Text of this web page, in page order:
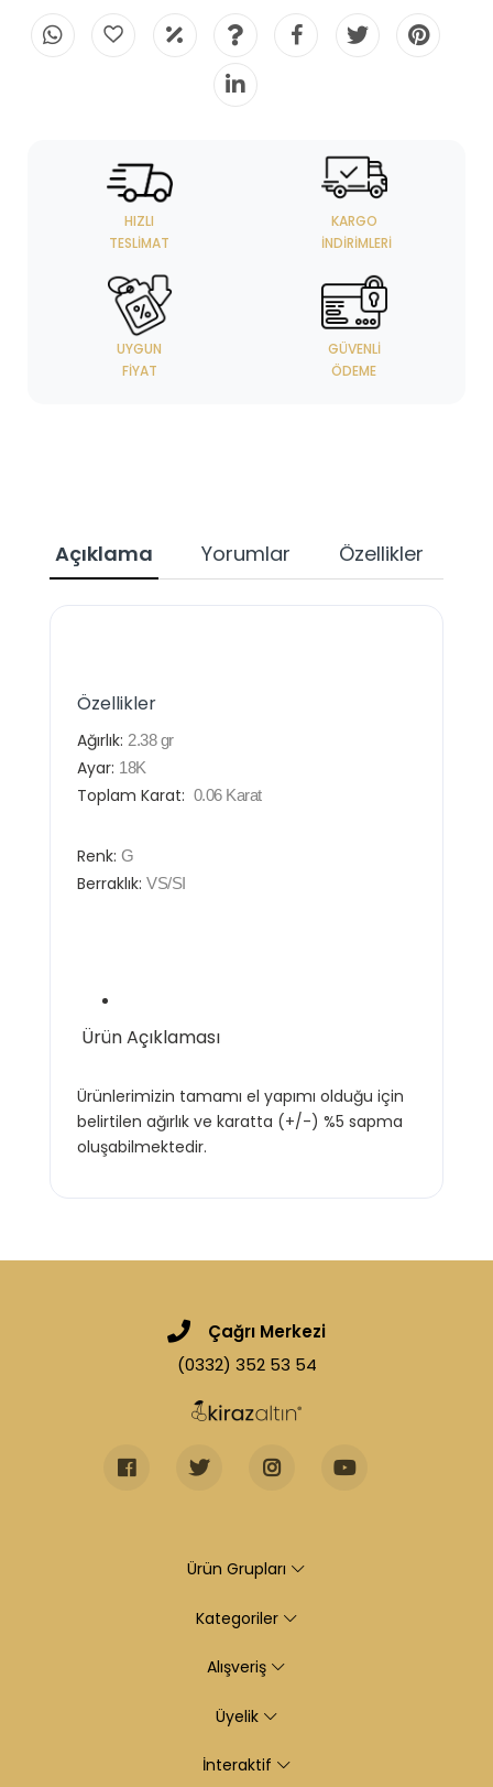
HIZLI
TESLIMAT
KARGO
İNDIRIMLERI
UYGUN
FIYAT
GÜVENLI
ÖDEME
Açıklama Yorumlar Özellikler
Özellikler
Ağırlık: 2.38gr
Ayar: 18K
Toplam Karat: 0.06 Karat
Renk: G
Berraklık: VS/SI
Ürün Açıklaması
Ürünlerimizin tamamı el yapımı olduğu için
belirtilen ağırlık ve karatta (+/-) %5 sapma
oluşabilmektedir.
Çağrı Merkezi
(0332) 352 53 54
Ürün Grupları
Kategoriler
Alışveriş
Üyelik
İnteraktif